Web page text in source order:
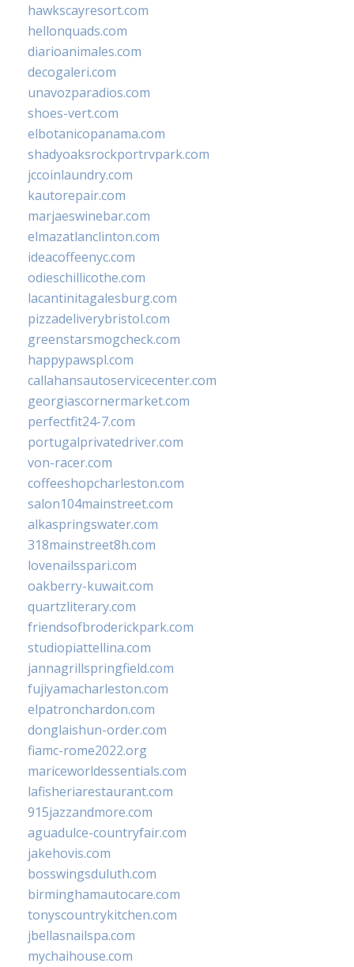
hawkscayresort.com
hellonquads.com
diarioanimales.com
decogaleri.com
unavozparadios.com
shoes-vert.com
elbotanicopanama.com
shadyoaksrockportrvpark.com
jccoinlaundry.com
kautorepair.com
marjaeswinebar.com
elmazatlanclinton.com
ideacoffeenyc.com
odieschillicothe.com
lacantinitagalesburg.com
pizzadeliverybristol.com
greenstarsmogcheck.com
happypawspl.com
callahansautoservicecenter.com
georgiascornermarket.com
perfectfit24-7.com
portugalprivatedriver.com
von-racer.com
coffeeshopcharleston.com
salon104mainstreet.com
alkaspringswater.com
318mainstreet8h.com
lovenailsspari.com
oakberry-kuwait.com
quartzliterary.com
friendsofbroderickpark.com
studiopiattellina.com
jannagrillspringfield.com
fujiyamacharleston.com
elpatronchardon.com
donglaishun-order.com
fiamc-rome2022.org
mariceworldessentials.com
lafisheriarestaurant.com
915jazzandmore.com
aguadulce-countryfair.com
jakehovis.com
bosswingsduluth.com
birminghamautocare.com
tonyscountrykitchen.com
jbellasnailspa.com
mychaihouse.com